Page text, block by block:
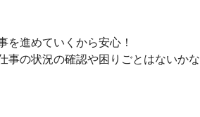
進めていくから安心！
の状況の確認や困りごとはないか